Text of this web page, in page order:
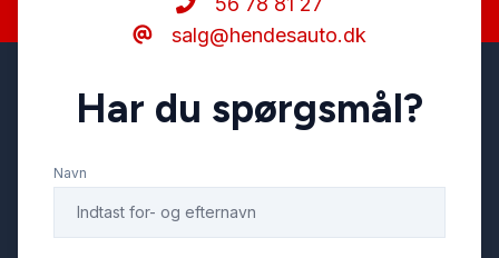
salg@hendesauto.dk
Har du spørgsmål?
Navn